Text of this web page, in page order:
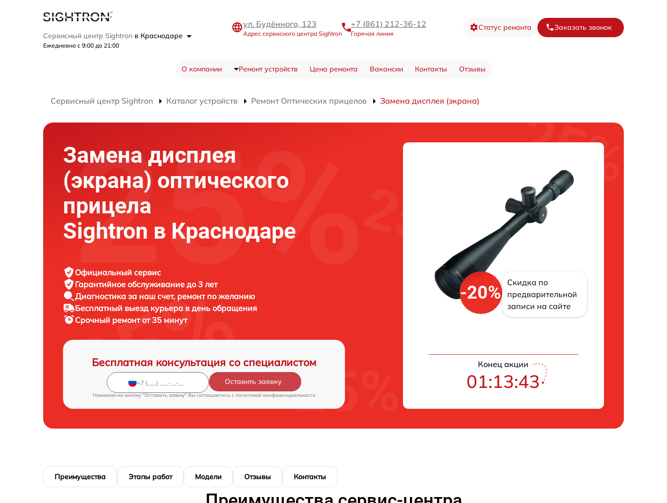
Сервисный центр Sightron в Краснодаре
Ежедневно с 9:00 до 21:00
ул. Будённого, 123
Адрес сервисного центра Sightron
+7 (861) 212-36-12
Горячая линия
Статус ремонта Заказать звонок
О компании Ремонт устройств Цена ремонта Вакансии Контакты Отзывы
Сервисный центр Sightron Каталог устройств Ремонт Оптических прицелов Замена дисплея (экрана)
Замена дисплея
(экрана) оптического
прицела
Sightron в Краснодаре
Официальный сервис
Гарантийное обслуживание до 3 лет
Диагностика за наш счет, ремонт по желанию
Бесплатный выезд курьера в день обращения
Срочный ремонтот 35 минут
Бесплатная консультация со специалистом
Оставить заявку
Нажимая на кнопку "Оставить заявку" Вы соглашаетесь c политикой конфиденциальности
-20%
Скидка по
предварительной
записи на сайте
Конец акции
01:13:42
Преимущества Этапы работ Модели Отзывы Контакты